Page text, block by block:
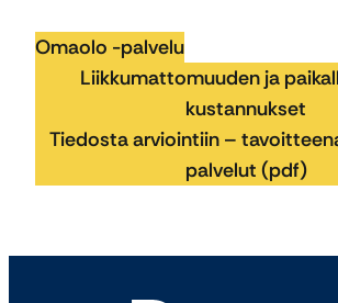
Omaolo -palvelu
Liikkumattomuuden ja
kustannukset
Tiedosta arviointiin –
palvelut (pdf)